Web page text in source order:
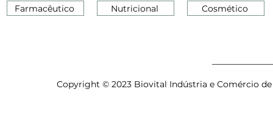
Farmacêutico Nutricional Cosmético
Copyright © 2023 Biovital Indústria e Comércio de